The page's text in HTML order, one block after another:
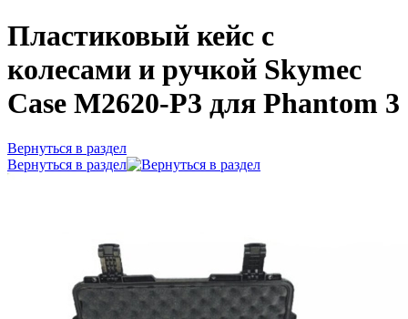
Пластиковый кейс с
колесами и ручкой Skymec
Case M2620-P3 для Phantom 3
Вернуться в раздел
Вернуться в раздел